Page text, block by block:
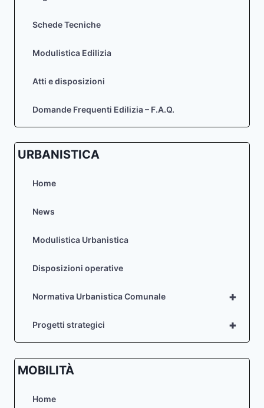
Schede Tecniche
Modulistica Edilizia
Atti e disposizioni
Domande Frequenti Edilizia – F.A.Q.
URBANISTICA
Home
News
Modulistica Urbanistica
Disposizioni operative
+
Normativa Urbanistica Comunale
+
Progetti strategici
MOBILITÀ
Home